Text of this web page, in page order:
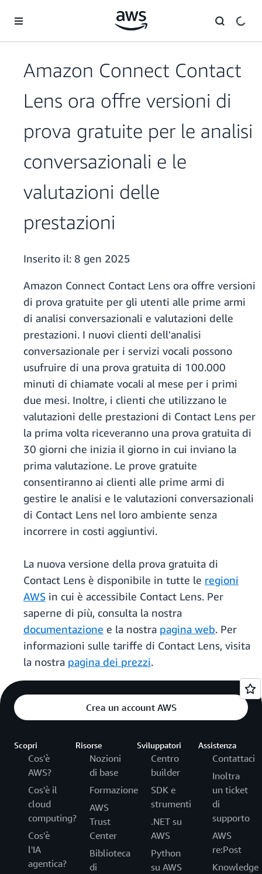
Amazon Connect Contact
Lens ora offre versioni di
prova gratuite per le analisi
conversazionali e le
valutazioni delle
prestazioni
Inserito il: 8 gen 2025
Amazon Connect Contact Lens ora offre versioni
di prova gratuite per gli utenti alle prime armi
di analisi conversazionali e valutazioni delle
prestazioni. I nuovi clienti dell'analisi
conversazionale per i servizi vocali possono
usufruire di una prova gratuita di 100.000
minuti di chiamate vocali al mese per i primi
due mesi. Inoltre, i clienti che utilizzano le
valutazioni delle prestazioni di Contact Lens per
la prima volta riceveranno una prova gratuita di
30 giorni che inizia il giorno in cui inviano la
prima valutazione. Le prove gratuite
consentiranno ai clienti alle prime armi di
gestire le analisi e le valutazioni conversazionali
di Contact Lens nel loro ambiente senza
incorrere in costi aggiuntivi.
La nuova versione della prova gratuita di
Contact Lens è disponibile in tutte le regioni
AWS in cui è accessibile Contact Lens. Per
saperne di più, consulta la nostra
documentazione e la nostra pagina web. Per
informazioni sulle tariffe di Contact Lens, visita
la nostra pagina dei prezzi.
Crea un account AWS
Scopri
Cos'è
AWS?
Cos'è il
cloud
computing?
Cos'è
l'IA
agentica?
Risorse
Nozioni
di base
Formazione
AWS
Trust
Center
Biblioteca
di
Sviluppatori
Centro
builder
SDK e
strumenti
.NET su
AWS
Python
su AWS
Assistenza
Contattaci
Inoltra
un ticket
di
supporto
AWS
re:Post
Knowledge